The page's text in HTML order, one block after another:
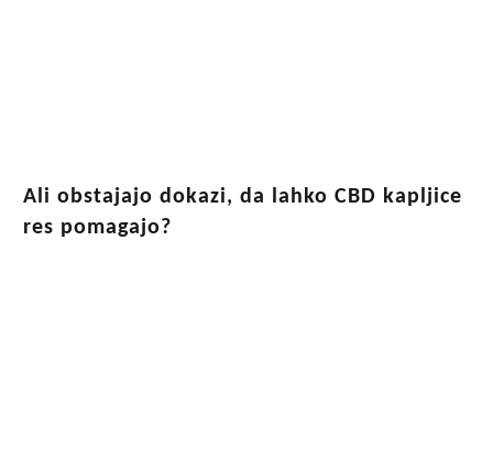
Ali obstajajo dokazi, da lahko CBD kapljice
res pomagajo?